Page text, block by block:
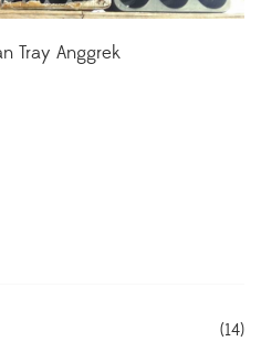
Tray Anggrek
(14)